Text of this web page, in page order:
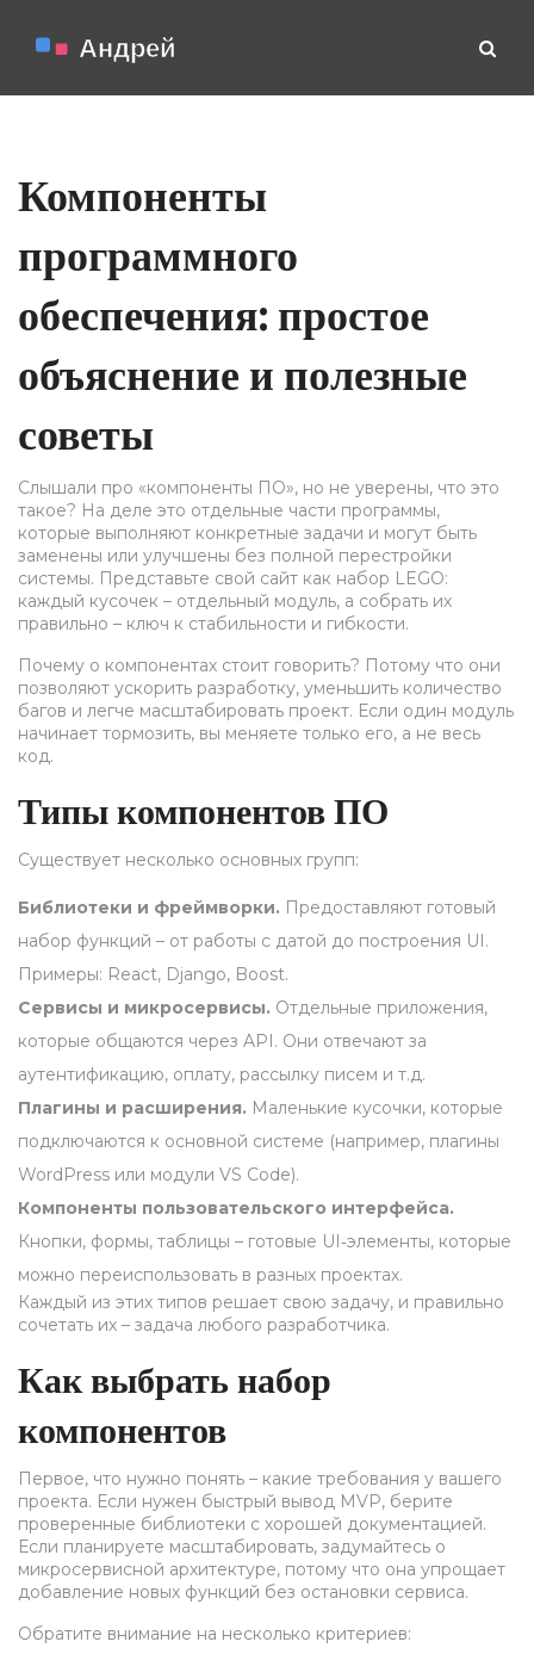
Компоненты
программного
обеспечения: простое
объяснение и полезные
советы
Слышали про «компоненты ПО», но не уверены, что это
такое? На деле это отдельные части программы,
которые выполняют конкретные задачи и могут быть
заменены или улучшены без полной перестройки
системы. Представьте свой сайт как набор LEGO:
каждый кусочек – отдельный модуль, а собрать их
правильно – ключ к стабильности и гибкости.
Почему о компонентах стоит говорить? Потому что они
позволяют ускорить разработку, уменьшить количество
багов и легче масштабировать проект. Если один модуль
начинает тормозить, вы меняете только его, а не весь
код.
Типы компонентов ПО
Существует несколько основных групп:
Библиотеки и фреймворки. Предоставляют готовый
набор функций – от работы с датой до построения UI.
Примеры: React, Django, Boost.
Сервисы и микросервисы. Отдельные приложения,
которые общаются через API. Они отвечают за
аутентификацию, оплату, рассылку писем и т.д.
Плагины и расширения. Маленькие кусочки, которые
подключаются к основной системе (например, плагины
WordPress или модули VS Code).
Компоненты пользовательского интерфейса.
Кнопки, формы, таблицы – готовые UI‑элементы, которые
можно переиспользовать в разных проектах.
Каждый из этих типов решает свою задачу, и правильно
сочетать их – задача любого разработчика.
Как выбрать набор
компонентов
Первое, что нужно понять – какие требования у вашего
проекта. Если нужен быстрый вывод MVP, берите
проверенные библиотеки с хорошей документацией.
Если планируете масштабировать, задумайтесь о
микросервисной архитектуре, потому что она упрощает
добавление новых функций без остановки сервиса.
Обратите внимание на несколько критериев: